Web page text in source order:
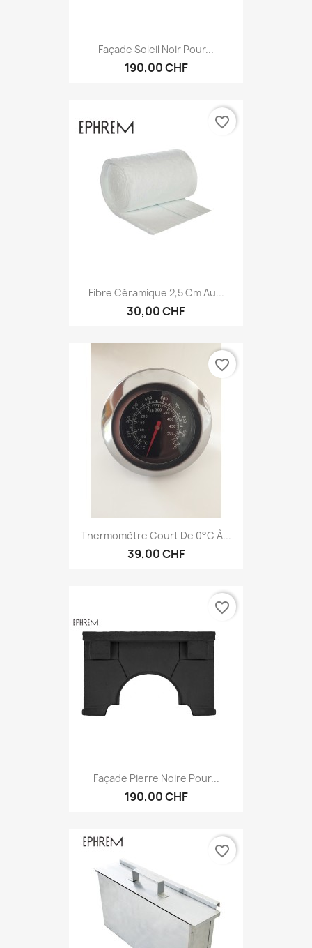
Façade Soleil Noir Pour...
190,00 CHF
Fibre Céramique 2,5 Cm Au...
30,00 CHF
favorite_border
Thermomètre Court De 0°C À...
39,00 CHF
favorite_border
Façade Pierre Noire Pour...
190,00 CHF
favorite_border
favorite_border